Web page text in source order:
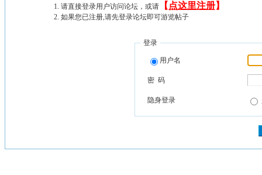
请直接登录用户访问论坛，或请 【 点这里注册】
如果您已注册,请先登录论坛即可游览帖子
登录
用户名
密 码
隐身登录